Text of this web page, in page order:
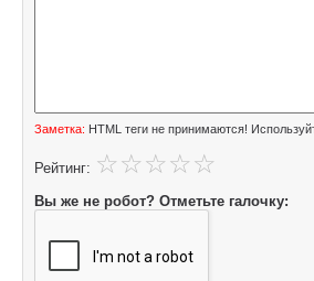
Заметка: HTML теги не принимаются!
Рейтинг:
Вы же не робот? Отметьте галочку: